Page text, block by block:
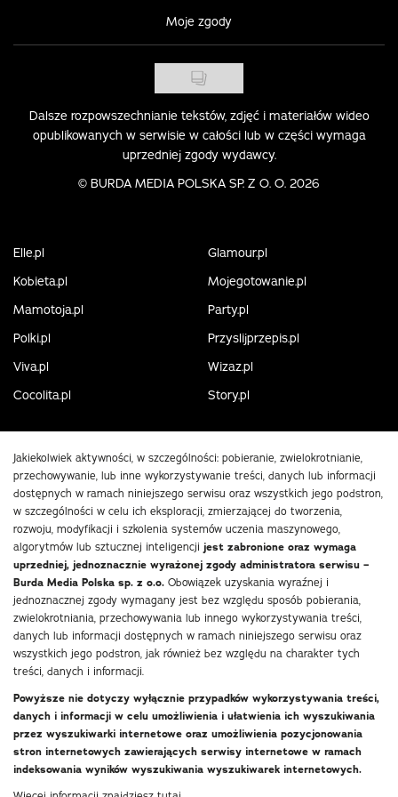
Moje zgody
Dalsze rozpowszechnianie tekstów, zdjęć i materiałów wideo
opublikowanych w serwisie w całości lub w części wymaga
uprzedniej zgody wydawcy.
© BURDA MEDIA POLSKA SP. Z O. O. 2026
Elle.pl
Glamour.pl
Kobieta.pl
Mojegotowanie.pl
Mamotoja.pl
Party.pl
Polki.pl
Przyslijprzepis.pl
Viva.pl
Wizaz.pl
Cocolita.pl
Story.pl
Jakiekolwiek aktywności, w szczególności: pobieranie, zwielokrotnianie,
przechowywanie, lub inne wykorzystywanie treści, danych lub informacji
dostępnych w ramach niniejszego serwisu oraz wszystkich jego podstron,
w szczególności w celu ich eksploracji, zmierzającej do tworzenia,
rozwoju, modyfikacji i szkolenia systemów uczenia maszynowego,
algorytmów lub sztucznej inteligencji jest zabronione oraz wymaga
uprzedniej, jednoznacznie wyrażonej zgody administratora serwisu –
Burda Media Polska sp. z o.o. Obowiązek uzyskania wyraźnej i
jednoznacznej zgody wymagany jest bez względu sposób pobierania,
zwielokrotniania, przechowywania lub innego wykorzystywania treści,
danych lub informacji dostępnych w ramach niniejszego serwisu oraz
wszystkich jego podstron, jak również bez względu na charakter tych
treści, danych i informacji.
Powyższe nie dotyczy wyłącznie przypadków wykorzystywania treści,
danych i informacji w celu umożliwienia i ułatwienia ich wyszukiwania
przez wyszukiwarki internetowe oraz umożliwienia pozycjonowania
stron internetowych zawierających serwisy internetowe w ramach
indeksowania wyników wyszukiwania wyszukiwarek internetowych.